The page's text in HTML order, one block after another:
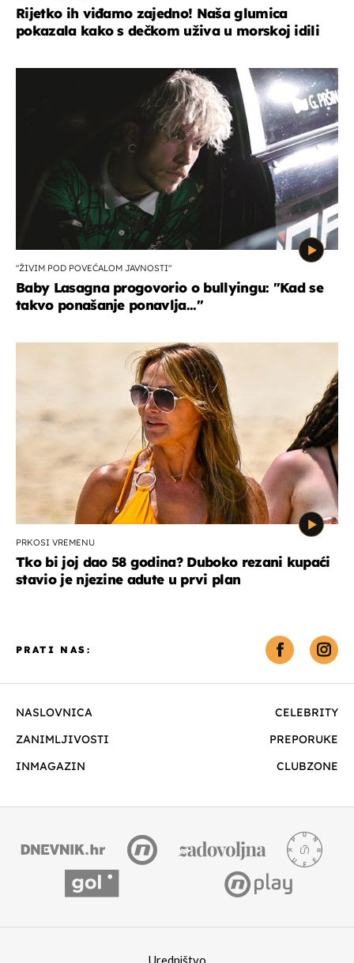
Rijetko ih viđamo zajedno! Naša glumica
pokazala kako s dečkom uživa u morskoj idili
"ŽIVIM POD POVEĆALOM JAVNOSTI"
Baby Lasagna progovorio o bullyingu: "Kad se
takvo ponašanje ponavlja..."
PRKOSI VREMENU
Tko bi joj dao 58 godina? Duboko rezani kupaći
stavio je njezine adute u prvi plan
NASLOVNICA
CELEBRITY
ZANIMLJIVOSTI
PREPORUKE
INMAGAZIN
CLUBZONE
PRATI NAS: